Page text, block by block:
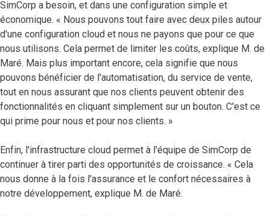
SimCorp a besoin, et dans une configuration simple et
économique. « Nous pouvons tout faire avec deux piles autour
d'une configuration cloud et nous ne payons que pour ce que
nous utilisons. Cela permet de limiter les coûts, explique M. de
Maré. Mais plus important encore, cela signifie que nous
pouvons bénéficier de l'automatisation, du service de vente,
tout en nous assurant que nos clients peuvent obtenir des
fonctionnalités en cliquant simplement sur un bouton. C'est ce
qui prime pour nous et pour nos clients. »
Enfin, l'infrastructure cloud permet à l'équipe de SimCorp de
continuer à tirer parti des opportunités de croissance. « Cela
nous donne à la fois l'assurance et le confort nécessaires à
notre développement, explique M. de Maré.